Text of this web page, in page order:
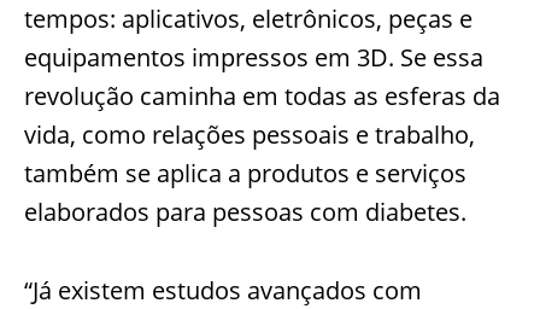
tempos: aplicativos, eletrônicos, peças e
equipamentos impressos em 3D. Se essa
revolução caminha em todas as esferas da
vida, como relações pessoais e trabalho,
também se aplica a produtos e serviços
elaborados para pessoas com diabetes.
“Já existem estudos avançados com